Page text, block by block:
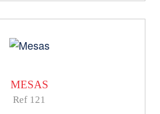
MESAS
Ref 121